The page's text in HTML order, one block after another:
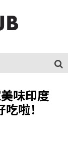
味印度
啦！